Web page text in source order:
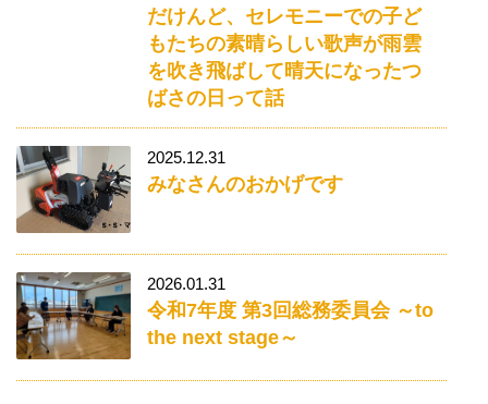
だけんど、セレモニーでの子ど
もたちの素晴らしい歌声が雨雲
を吹き飛ばして晴天になったつ
ばさの日って話
2025.12.31
みなさんのおかげです
2026.01.31
令和7年度 第3回総務委員会 ～to
the next stage～